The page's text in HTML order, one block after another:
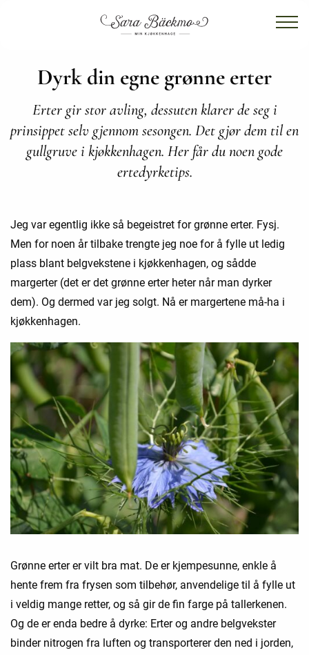
Dyrk din egne grønne erter
Erter gir stor avling, dessuten klarer de seg i
prinsippet selv gjennom sesongen. Det gjør dem til en
gullgruve i kjøkkenhagen. Her får du noen gode
ertedyrketips.
Jeg var egentlig ikke så begeistret for grønne erter. Fysj.
Men for noen år tilbake trengte jeg noe for å fylle ut ledig
plass blant belgvekstene i kjøkkenhagen, og sådde
margerter (det er det grønne erter heter når man dyrker
dem). Og dermed var jeg solgt. Nå er margertene må-ha i
kjøkkenhagen.
Grønne erter er vilt bra mat. De er kjempesunne, enkle å
hente frem fra frysen som tilbehør, anvendelige til å fylle ut
i veldig mange retter, og så gir de fin farge på tallerkenen.
Og de er enda bedre å dyrke: Erter og andre belgvekster
binder nitrogen fra luften og transporterer den ned i jorden,